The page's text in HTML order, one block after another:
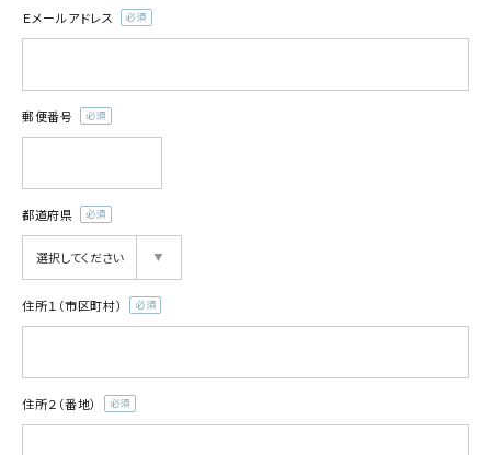
Ｅメールアドレス
郵便番号
都道府県
須)
住所１（市区町村）
住所２（番地）